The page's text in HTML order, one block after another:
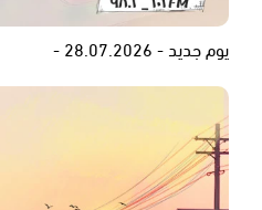
يوم جديد - 28.07.2026 -